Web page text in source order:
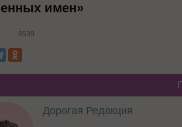
имен»
9539
Дорогая Редакция